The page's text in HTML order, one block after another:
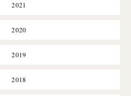
2021
2020
2019
2018